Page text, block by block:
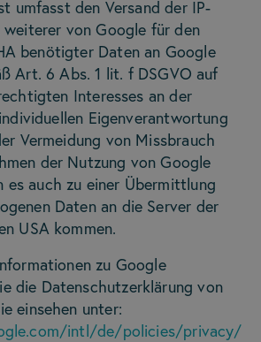
umfasst den Versand der IP-
von Google für den
benötigter Daten an Google
Art. 6 Abs. 1 lit. f DSGVO auf
Interesses an der
Eigenverantwortung
Vermeidung von Missbrauch
der Nutzung von Google
es auch zu einer Übermittlung
Daten an die Server der
USA kommen.
zu Google
die Datenschutzerklärung von
einsehen unter:
intl/de/policies/privacy/